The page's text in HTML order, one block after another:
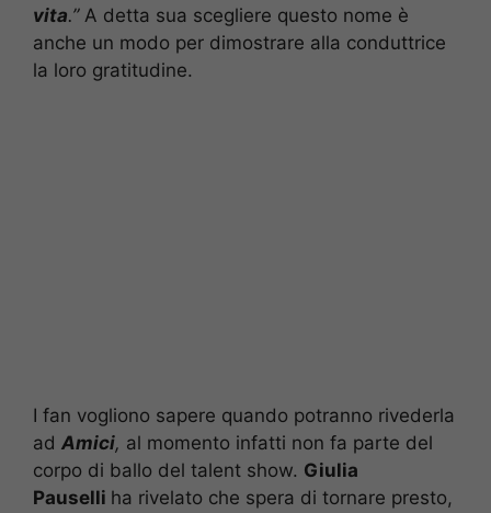
vita.” A detta sua scegliere questo nome è
anche un modo per dimostrare alla conduttrice
la loro gratitudine.
I fan vogliono sapere quando potranno rivederla
ad Amici, al momento infatti non fa parte del
corpo di ballo del talent show. Giulia
Pauselli ha rivelato che spera di tornare presto,